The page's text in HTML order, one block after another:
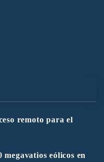
remoto para el
eólicos en